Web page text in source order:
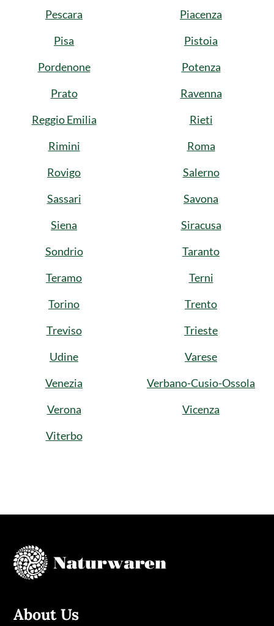
Pescara
Piacenza
Pisa
Pistoia
Pordenone
Potenza
Prato
Ravenna
Reggio Emilia
Rieti
Rimini
Roma
Rovigo
Salerno
Sassari
Savona
Siena
Siracusa
Sondrio
Taranto
Teramo
Terni
Torino
Trento
Treviso
Trieste
Udine
Varese
Venezia
Verbano-Cusio-Ossola
Verona
Vicenza
Viterbo
About Us